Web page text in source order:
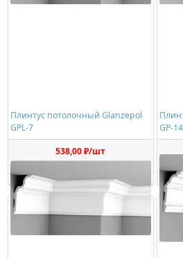
Плинтус потолочный Glanzepol
GPL-7
538,00 ₽/шт
GP-